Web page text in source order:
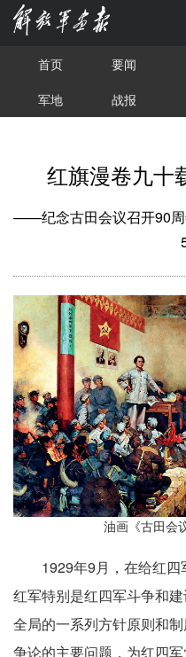
首页 要闻
军地
战报
红旗漫卷九十
——纪念古田会议召开90周
油画《古田会
1929年9月，在给红
红军特别是红四军斗争和
全局的一系列方针原则和
争论的主要问题，为红四